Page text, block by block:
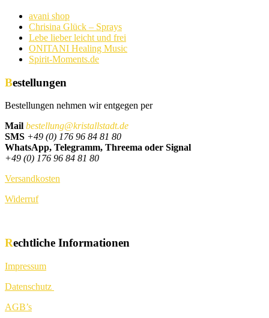
avani shop
Chrisina Glück – Sprays
Lebe lieber leicht und frei
ONITANI Healing Music
Spirit-Moments.de
Bestellungen
Bestellungen nehmen wir entgegen per
Mail bestellung@kristallstadt.de
SMS +49 (0) 176 96 84 81 80
WhatsApp, Telegramm, Threema oder Signal
+49 (0) 176 96 84 81 80
Versandkosten
Widerruf
Rechtliche Informationen
Impressum
Datenschutz
AGB’s